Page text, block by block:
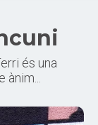
és una